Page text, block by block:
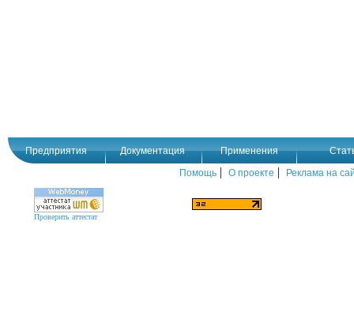
Предприятия Документация Применения
Помощь | О проекте | Реклама на
Проверить аттестат